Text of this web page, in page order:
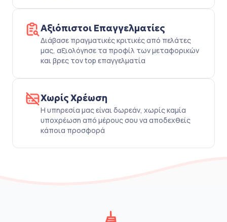
Αξιόπιστοι Επαγγελματίες
Διάβασε πραγματικές κριτικές από πελάτες
μας, αξιολόγησε τα προφίλ των μεταφορικών
και βρες τον top επαγγελματία
Χωρίς Χρέωση
Η υπηρεσία μας είναι δωρεάν, χωρίς καμία
υποχρέωση από μέρους σου να αποδεχθείς
κάποια προσφορά